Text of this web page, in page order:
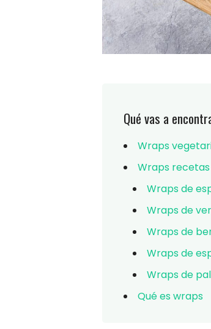
Qué vas a
Wraps
Wraps recetas
Wraps de
Wraps de
Wraps de
Wraps de
Wraps de
Qué es wraps